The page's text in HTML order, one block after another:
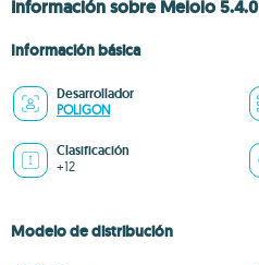
Información sobre Melolo 5.4.0
Información básica
Desarrollador
POLIGON
Clasificación
+12
Modelo de distribución